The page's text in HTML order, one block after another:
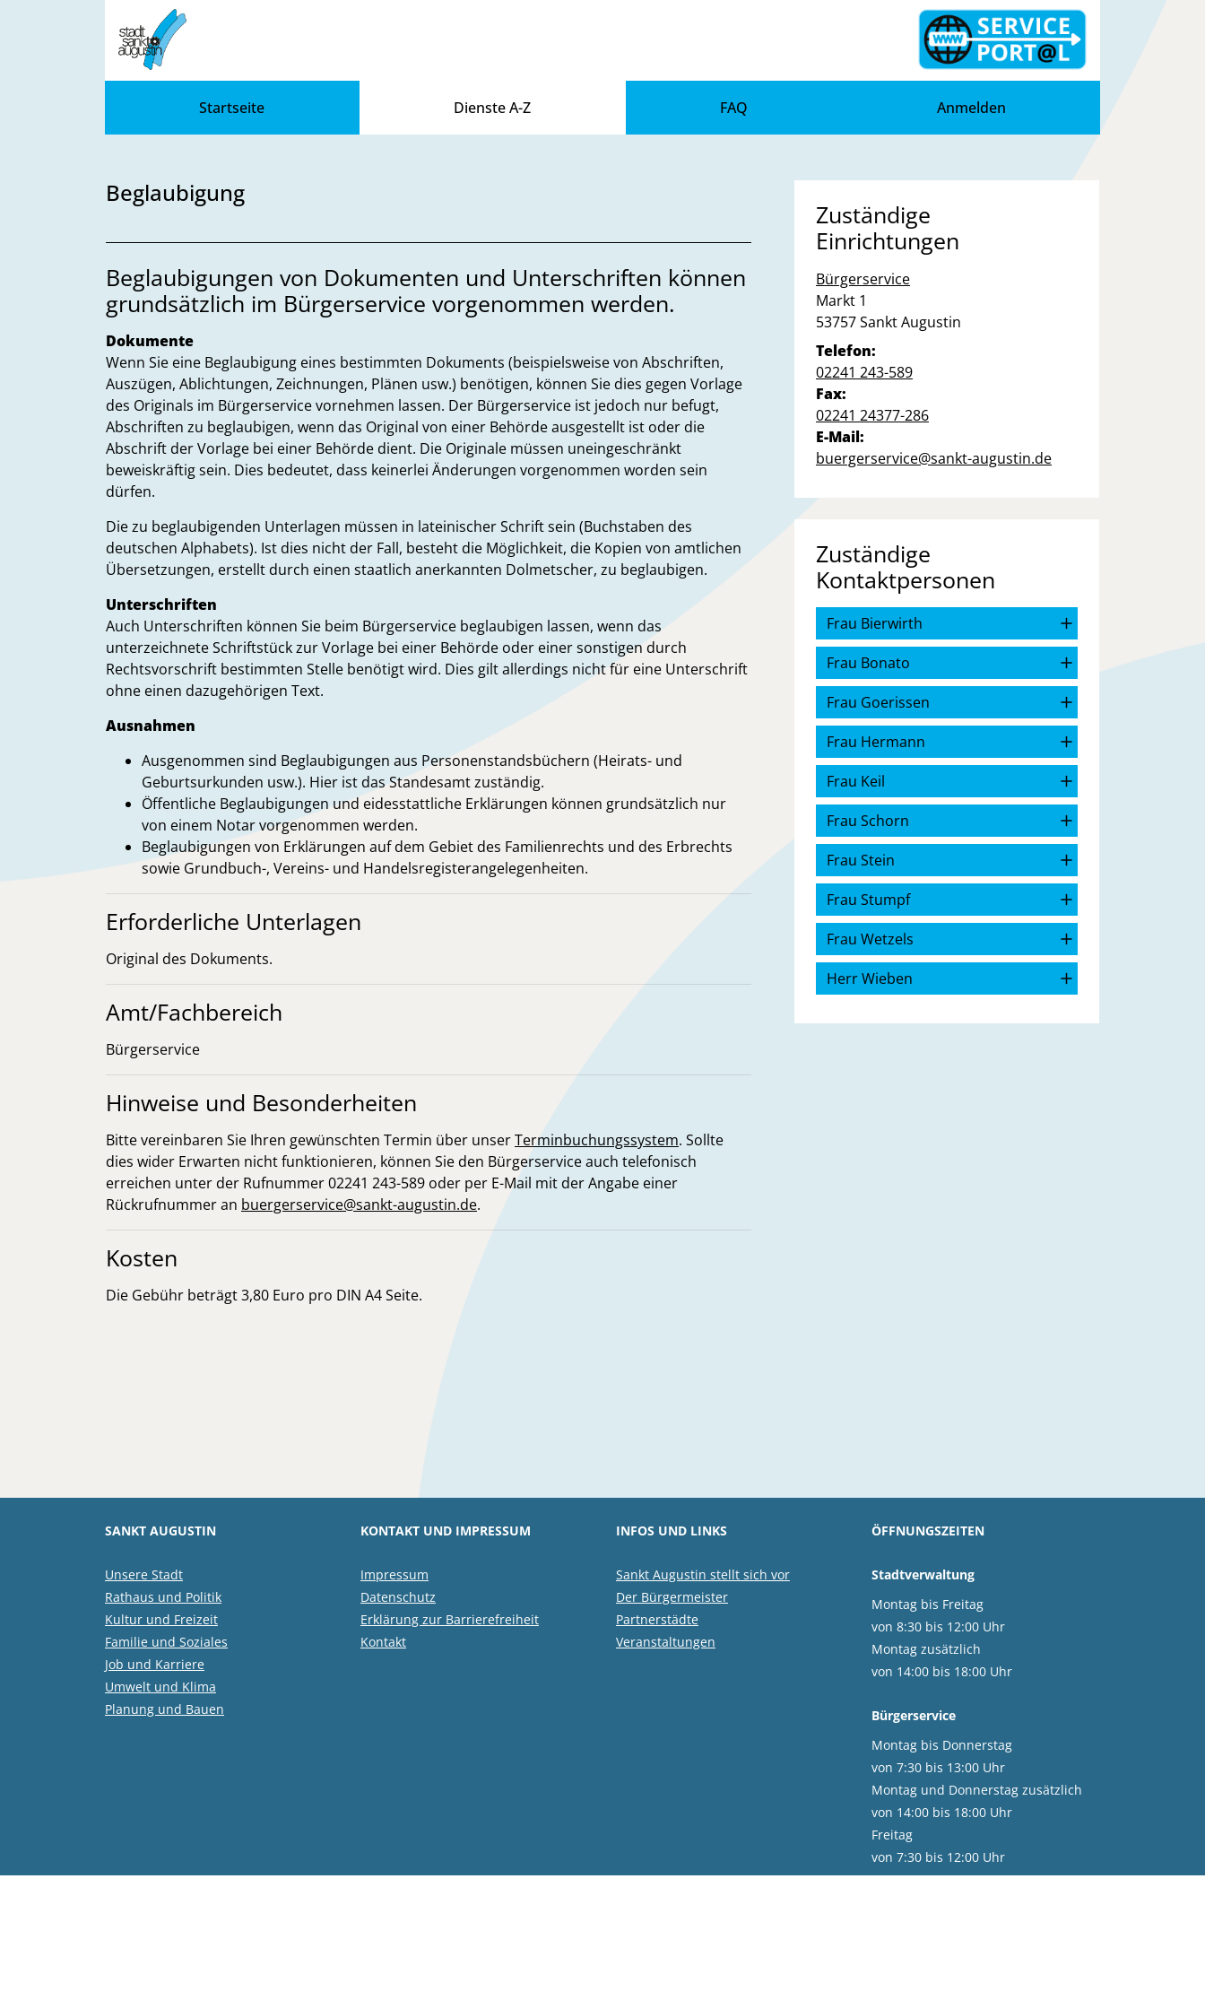
Zum Hauptinhalt springen
Startseite Dienste A-Z FAQ Anmelden
Beglaubigung
Beschreibung
Beglaubigungen von Dokumenten und Unterschriften können
grundsätzlich im Bürgerservice vorgenommen werden.
Dokumente
Wenn Sie eine Beglaubigung eines bestimmten Dokuments (beispielsweise von Abschriften,
Auszügen, Ablichtungen, Zeichnungen, Plänen usw.) benötigen, können Sie dies gegen Vorlage
des Originals im Bürgerservice vornehmen lassen. Der Bürgerservice ist jedoch nur befugt,
Abschriften zu beglaubigen, wenn das Original von einer Behörde ausgestellt ist oder die
Abschrift der Vorlage bei einer Behörde dient. Die Originale müssen uneingeschränkt
beweiskräftig sein. Dies bedeutet, dass keinerlei Änderungen vorgenommen worden sein
dürfen.
Die zu beglaubigenden Unterlagen müssen in lateinischer Schrift sein (Buchstaben des
deutschen Alphabets). Ist dies nicht der Fall, besteht die Möglichkeit, die Kopien von amtlichen
Übersetzungen, erstellt durch einen staatlich anerkannten Dolmetscher, zu beglaubigen.
Unterschriften
Auch Unterschriften können Sie beim Bürgerservice beglaubigen lassen, wenn das
unterzeichnete Schriftstück zur Vorlage bei einer Behörde oder einer sonstigen durch
Rechtsvorschrift bestimmten Stelle benötigt wird. Dies gilt allerdings nicht für eine Unterschrift
ohne einen dazugehörigen Text.
Ausnahmen
Ausgenommen sind Beglaubigungen aus Personenstandsbüchern (Heirats- und
Geburtsurkunden usw.). Hier ist das Standesamt zuständig.
Öffentliche Beglaubigungen und eidesstattliche Erklärungen können grundsätzlich nur
von einem Notar vorgenommen werden.
Beglaubigungen von Erklärungen auf dem Gebiet des Familienrechts und des Erbrechts
sowie Grundbuch-, Vereins- und Handelsregisterangelegenheiten.
Erforderliche Unterlagen
Original des Dokuments.
Amt/Fachbereich
Bürgerservice
Hinweise und Besonderheiten
Bitte vereinbaren Sie Ihren gewünschten Termin über unserTerminbuchungssystem. Sollte
dies wider Erwarten nicht funktionieren, können Sie den Bürgerservice auch telefonisch
erreichen unter der Rufnummer 02241 243-589 oder per E-Mail mit der Angabe einer
Rückrufnummer an buergerservice@sankt-augustin.de.
Kosten
Die Gebühr beträgt 3,80 Euro pro DIN A4 Seite.
Zuständige
Einrichtungen
Bürgerservice
Straße:
Markt Hausnummer:
1
PLZ:
53757Ort:
Sankt Augustin
Telefon:
02241 243-589
Fax:
02241 24377-286
E-Mail:
buergerservice@sankt-augustin.de
Zuständige
Kontaktpersonen
Frau Bierwirth
Frau Bonato
Frau Goerissen
Frau Hermann
Frau Keil
Frau Schorn
Frau Stein
Frau Stumpf
Frau Wetzels
Herr Wieben
SANKT AUGUSTIN
Unsere Stadt
Rathaus und Politik
Kultur und Freizeit
Familie und Soziales
Job und Karriere
Umwelt und Klima
Planung und Bauen
KONTAKT UND IMPRESSUM
Impressum
Datenschutz
Erklärung zur Barrierefreiheit
Kontakt
INFOS UND LINKS
Sankt Augustin stellt sich vor
Der Bürgermeister
Partnerstädte
Veranstaltungen
ÖFFNUNGSZEITEN
Stadtverwaltung
Montag bis Freitag
von 8:30 bis 12:00 Uhr
Montag zusätzlich
von 14:00 bis 18:00 Uhr
Bürgerservice
Montag bis Donnerstag
von 7:30 bis 13:00 Uhr
Montag und Donnerstag zusätzlich
von 14:00 bis 18:00 Uhr
Freitag
von 7:30 bis 12:00 Uhr